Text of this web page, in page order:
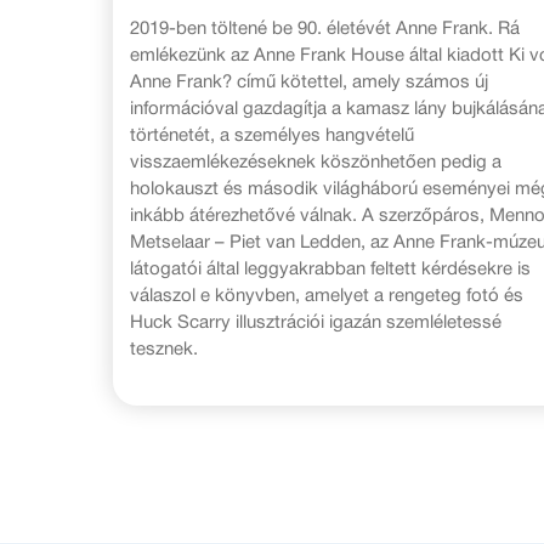
2019-ben töltené be 90. életévét Anne Frank. Rá
emlékezünk az Anne Frank House által kiadott Ki
Anne Frank? című kötettel, amely számos új
információval gazdagítja a kamasz lány
történetét, a személyes hangvételű
visszaemlékezéseknek köszönhetően pedig a
holokauszt és második világháború eseményei
inkább átérezhetővé válnak. A szerzőpáros, Menno
Metselaar – Piet van Ledden, az Anne Frank-
látogatói által leggyakrabban feltett kérdésekre is
válaszol e könyvben, amelyet a rengeteg fotó és
Huck Scarry illusztrációi igazán szemléletessé
tesznek.